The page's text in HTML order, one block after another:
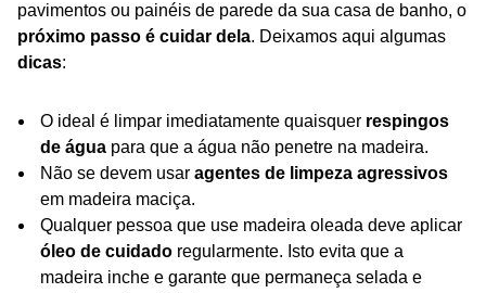
pavimentos ou painéis de parede da sua casa de banho, o
próximo passo é cuidar dela. Deixamos aqui algumas
dicas:
O ideal é limpar imediatamente quaisquer respingos
de água para que a água não penetre na madeira.
Não se devem usar agentes de limpeza agressivos
em madeira maciça.
Qualquer pessoa que use madeira oleada deve aplicar
óleo de cuidado regularmente. Isto evita que a
madeira inche e garante que permaneça selada e